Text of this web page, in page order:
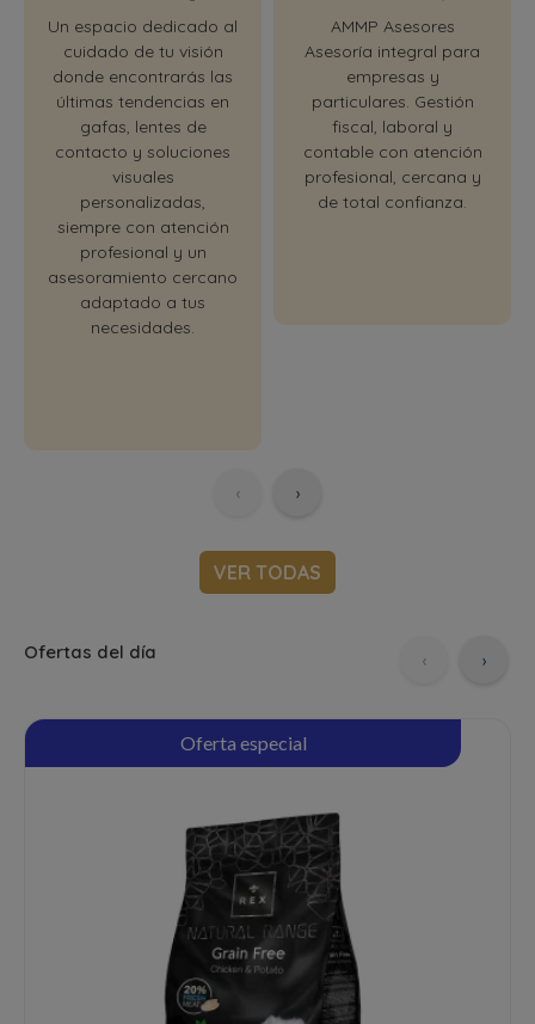
Un espacio dedicado al
cuidado de tu visión
donde encontrarás las
últimas tendencias en
gafas, lentes de
contacto y soluciones
visuales
personalizadas,
siempre con atención
profesional y un
asesoramiento cercano
adaptado a tus
necesidades.
AMMP Asesores
Asesoría integral para
empresas y
particulares. Gestión
fiscal, laboral y
contable con atención
profesional, cercana y
de total confianza.
‹ ›
VER TODAS
Ofertas del día
Oferta especial
‹ ›